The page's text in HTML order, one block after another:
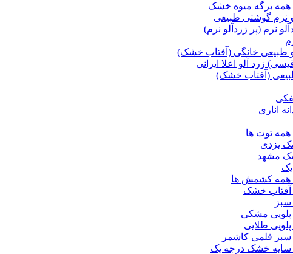
همه برگه میوه خشک
نرم گوشتی طبیعی
نرم (پر زردآلو نرم)
طبیعی خانگی (آفتاب خشک)
زرد آلو اعلا ایرانی
(آفتاب خشک)
اناری
توت ها
یزدی
مشهد
همه کشمش ها
خشک
مشکی
طلایی
قلمی کاشمر
خشک درجه یک